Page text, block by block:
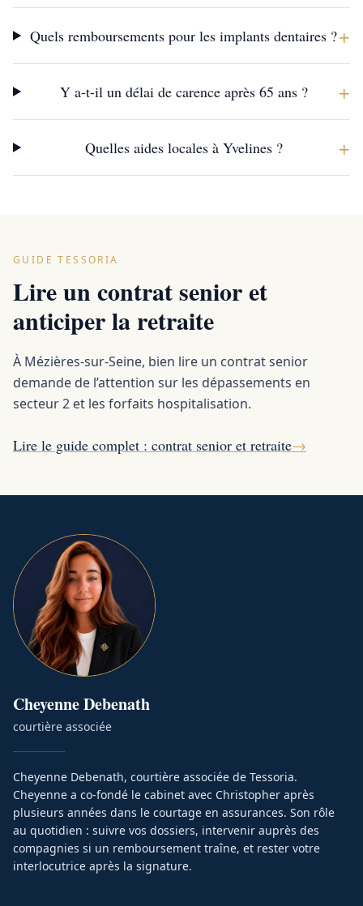
Quels remboursements pour les implants dentaires ?+
Y a-t-il un délai de carence après 65 ans ? +
Quelles aides locales à Yvelines ? +
GUIDE TESSORIA
Lire un contrat senior et
anticiper la retraite
À Mézières-sur-Seine, bien lire un contrat senior
demande de l’attention sur les dépassements en
secteur 2 et les forfaits hospitalisation.
Lire le guide complet : contrat senior et retraite→
CheyenneDebenath
courtière associée
Cheyenne Debenath, courtière associée de Tessoria.
Cheyenne a co-fondé le cabinet avec Christopher après
plusieurs années dans le courtage en assurances. Son rôle
au quotidien : suivre vos dossiers, intervenir auprès des
compagnies si un remboursement traîne, et rester votre
interlocutrice après la signature.